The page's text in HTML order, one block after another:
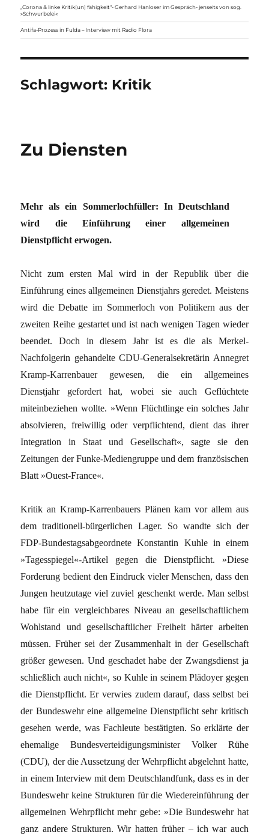
„Corona & linke Kritik(un) fähigkeit“- Gerhard Hanloser im Gespräch- jenseits von sog.
»Schwurbelei«
Antifa-Prozess in Fulda – Interview mit Radio Flora
Schlagwort: Kritik
Zu Diensten
Mehr als ein Sommerlochfüller: In Deutschland
wird die Einführung einer allgemeinen
Dienstpflicht erwogen.
Nicht zum ersten Mal wird in der Republik über die
Einführung eines allgemeinen Dienstjahrs geredet. Meistens
wird die Debatte im Sommerloch von Politikern aus der
zweiten Reihe gestartet und ist nach wenigen Tagen wieder
beendet. Doch in diesem Jahr ist es die als Merkel-
Nachfolgerin gehandelte CDU-Generalsekretärin Annegret
Kramp-Karrenbauer gewesen, die ein allgemeines
Dienstjahr gefordert hat, wobei sie auch Geflüchtete
miteinbeziehen wollte. »Wenn Flüchtlinge ein solches Jahr
absolvieren, freiwillig oder verpflichtend, dient das ihrer
Integration in Staat und Gesellschaft«, sagte sie den
Zeitungen der Funke-Mediengruppe und dem französischen
Blatt »Ouest-France«.
Kritik an Kramp-Karrenbauers Plänen kam vor allem aus
dem traditionell-bürgerlichen Lager. So wandte sich der
FDP-Bundestagsabgeordnete Konstantin Kuhle in einem
»Tagesspiegel«-Artikel gegen die Dienstpflicht. »Diese
Forderung bedient den Eindruck vieler Menschen, dass den
Jungen heutzutage viel zuviel geschenkt werde. Man selbst
habe für ein vergleichbares Niveau an gesellschaftlichem
Wohlstand und gesellschaftlicher Freiheit härter arbeiten
müssen. Früher sei der Zusammenhalt in der Gesellschaft
größer gewesen. Und geschadet habe der Zwangsdienst ja
schließlich auch nicht«, so Kuhle in seinem Plädoyer gegen
die Dienstpflicht. Er verwies zudem darauf, dass selbst bei
der Bundeswehr eine allgemeine Dienstpflicht sehr kritisch
gesehen werde, was Fachleute bestätigten. So erklärte der
ehemalige Bundesverteidigungsminister Volker Rühe
(CDU), der die Aussetzung der Wehrpflicht abgelehnt hatte,
in einem Interview mit dem Deutschlandfunk, dass es in der
Bundeswehr keine Strukturen für die Wiedereinführung der
allgemeinen Wehrpflicht mehr gebe: »Die Bundeswehr hat
ganz andere Strukturen. Wir hatten früher – ich war auch